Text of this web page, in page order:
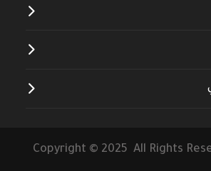
Copyright © 2025 All Rights